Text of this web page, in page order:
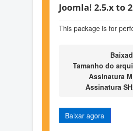
Joomla! 2.5.x to
This package is for
Tamanho do
Assinatura
Assinatura
Baixar agora